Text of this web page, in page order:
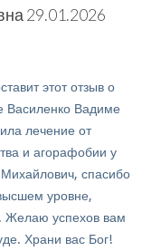
29.01.2026
этот отзыв о
Василенко Вадиме
лечение от
и агорафобии у
спасибо
уровне,
Желаю успехов вам
Храни вас Бог!